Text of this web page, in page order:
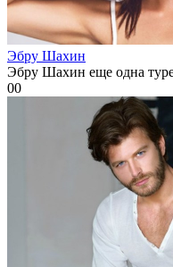
Эбру Шахин
Эбру Шахин еще одна
00